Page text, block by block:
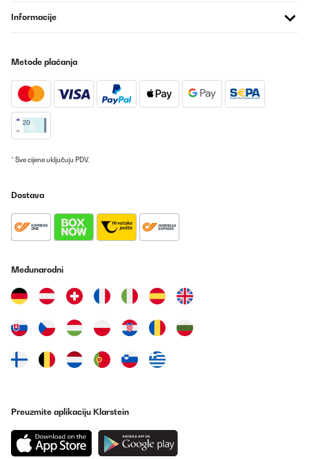
Informacije
Metode plaćanja
* Sve cijene uključuju PDV.
Dostava
Međunarodni
Preuzmite aplikaciju Klarstein